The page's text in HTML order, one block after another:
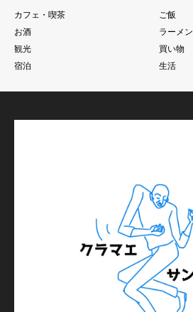
カフェ・喫茶
ご飯
お酒
ラーメン
観光
買い物
宿泊
生活